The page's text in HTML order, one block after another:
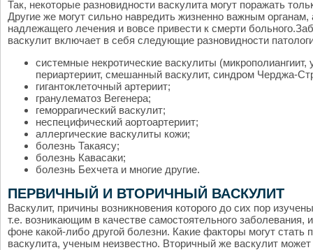
Так, некоторые разновидности васкулита могут поражать
Другие же могут сильно навредить жизненно важным органам,
надлежащего лечения и вовсе привести к смерти
васкулит включает в себя следующие разновидности
системные некротические васкулиты (микрополиангиит,
периартериит, смешанный васкулит, синдром Черджа-
гигантоклеточный артериит;
гранулематоз Вегенера;
геморрагический васкулит;
неспецифический аортоартериит;
аллергические васкулиты кожи;
болезнь Такаясу;
болезнь Кавасаки;
болезнь Бехчета и многие другие.
ПЕРВИЧНЫЙ И ВТОРИЧНЫЙ ВАСКУЛИТ
Васкулит, причины возникновения которого до сих пор
т.е. возникающим в качестве самостоятельного
фоне какой-либо другой болезни. Какие факторы могут стать
васкулита, ученым неизвестно. Вторичный же васкулит может